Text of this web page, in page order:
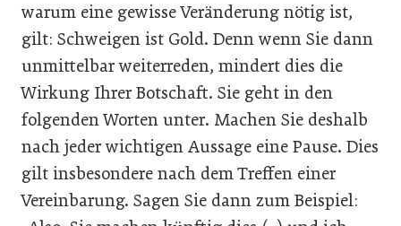
warum eine gewisse Veränderung nötig ist,
gilt: Schweigen ist Gold. Denn wenn Sie dann
unmittelbar weiterreden, mindert dies die
Wirkung Ihrer Botschaft. Sie geht in den
folgenden Worten unter. Machen Sie deshalb
nach jeder wichtigen Aussage eine Pause. Dies
gilt insbesondere nach dem Treffen einer
Vereinbarung. Sagen Sie dann zum Beispiel: